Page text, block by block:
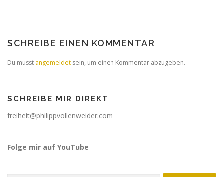
SCHREIBE EINEN KOMMENTAR
Du musst angemeldet sein, um einen Kommentar abzugeben.
SCHREIBE MIR DIREKT
freiheit@philippvollenweider.com
Folge mir auf YouTube